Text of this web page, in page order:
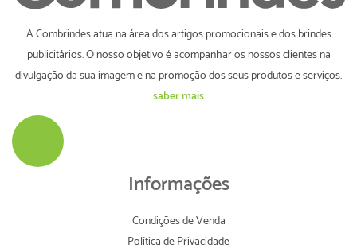
A Combrindes atua na área dos artigos promocionais e dos brindes
publicitários. O nosso objetivo é acompanhar os nossos clientes na
divulgação da sua imagem e na promoção dos seus produtos e serviços.
saber mais
Informações
Condições de Venda
Política de Privacidade